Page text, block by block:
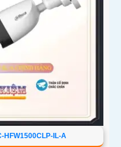
HFW1500CLP-IL-A